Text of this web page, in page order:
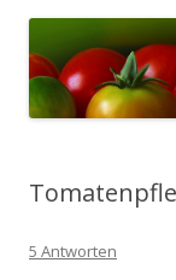
5 Antworten